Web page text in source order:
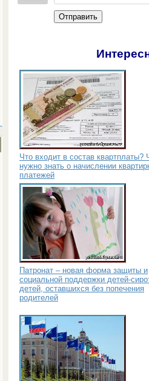
Отправить
Что входит в состав квартплаты?
нужно знать о начислении
платежей
Патронат – новая форма защиты и
социальной поддержки детей-
детей, оставшихся без попечения
родителей